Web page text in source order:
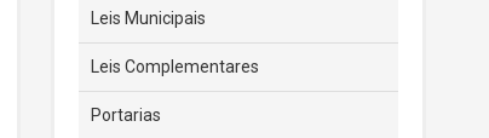
Leis Municipais
Leis Complementares
Portarias